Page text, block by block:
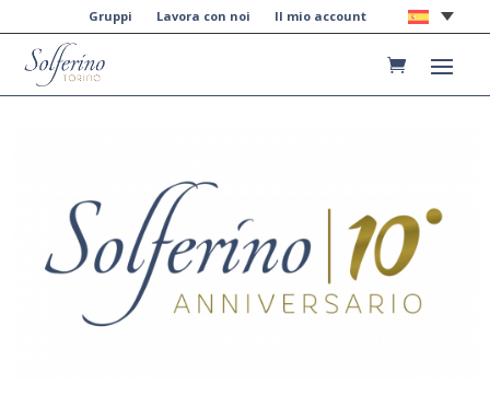
Gruppi Lavora con noi Il mio account